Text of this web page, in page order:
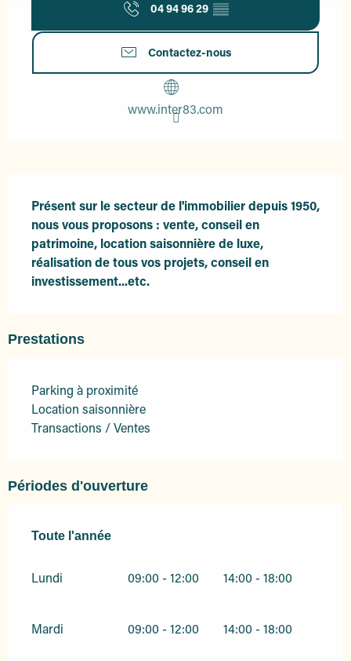
04 94 96 29 ▒▒
Contactez-nous
www.inter83.com
Présent sur le secteur de l'immobilier depuis 1950,
nous vous proposons : vente, conseil en
patrimoine, location saisonnière de luxe,
réalisation de tous vos projets, conseil en
investissement...etc.
Prestations
Parking à proximité
Location saisonnière
Transactions / Ventes
Périodes d'ouverture
Toute l'année
Toute l'année
Lundi 09:00 - 12:00 14:00 - 18:00
Mardi 09:00 - 12:00 14:00 - 18:00